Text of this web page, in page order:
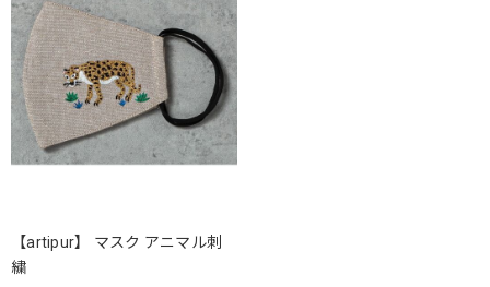
【artipur】 マスク アニマル刺
繍